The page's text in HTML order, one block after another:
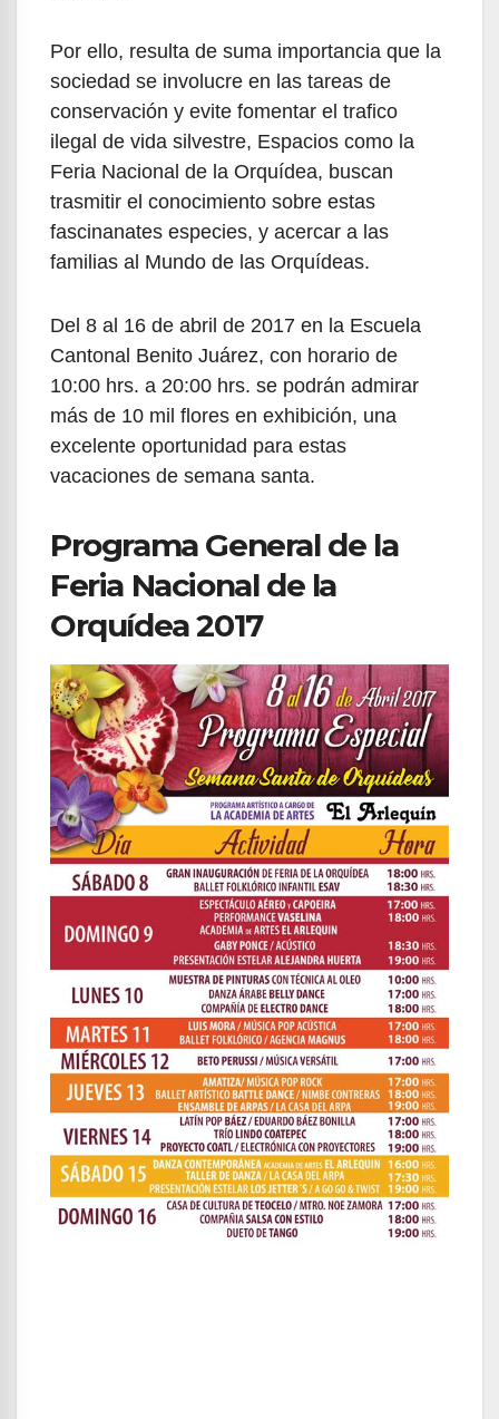
Por ello, resulta de suma importancia que la
sociedad se involucre en las tareas de
conservación y evite fomentar el trafico
ilegal de vida silvestre, Espacios como la
Feria Nacional de la Orquídea, buscan
trasmitir el conocimiento sobre estas
fascinanates especies, y acercar a las
familias al Mundo de las Orquídeas.
Del 8 al 16 de abril de 2017 en la Escuela
Cantonal Benito Juárez, con horario de
10:00 hrs. a 20:00 hrs. se podrán admirar
más de 10 mil flores en exhibición, una
excelente oportunidad para estas
vacaciones de semana santa.
Programa General de la
Feria Nacional de la
Orquídea 2017